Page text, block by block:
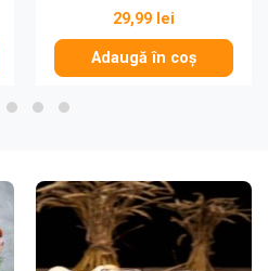
29,99 lei
Adaugă în coș